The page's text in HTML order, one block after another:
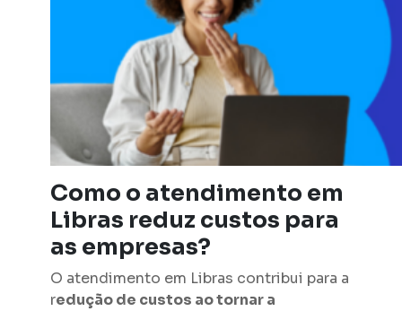
Como o atendimento em
Libras reduz custos para
as empresas?
O atendimento em Libras contribui para a
redução de custos ao tornar a